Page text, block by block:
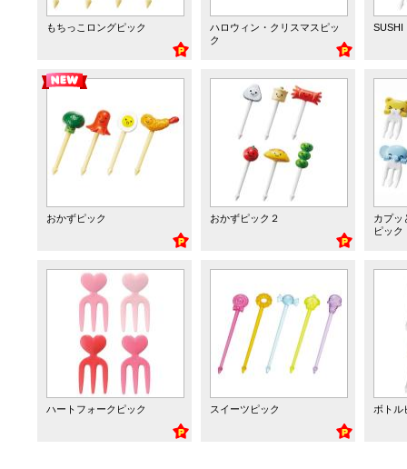
もちっこロングピック
ハロウィン・クリスマスピッ
ク
SUSHI
おかずピック おかずピック２
カプ
ピック
ハートフォークピック スイーツピック ボトル